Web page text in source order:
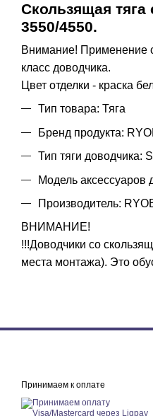
Скользящая тяга
3550/4550.
Внимание! Применение
класс доводчика.
Цвет отделки - краска
Тип товара: Тяга
Бренд продукта:
Тип тяги доводчика:
Модель аксессуаров
Производитель:
ВНИМАНИЕ!
!!!Доводчики со
места монтажа). Это
Принимаем к оплате